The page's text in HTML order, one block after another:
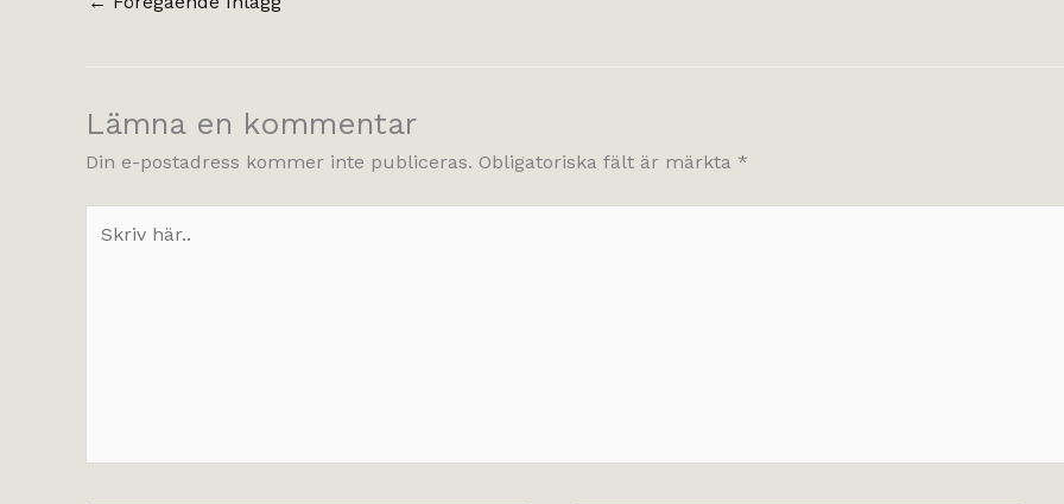
Lämna en kommentar
Din e-postadress kommer inte publiceras. Obligatoriska fält är märkta *
här..